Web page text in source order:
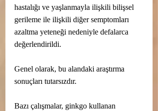
hastalığı ve yaşlanmayla ilişkili bilişsel
gerileme ile ilişkili diğer semptomları
azaltma yeteneği nedeniyle defalarca
değerlendirildi.
Genel olarak, bu alandaki araştırma
sonuçları tutarsızdır.
Bazı çalışmalar, ginkgo kullanan